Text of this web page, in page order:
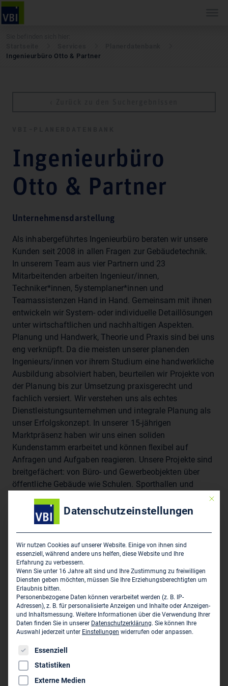
Ingenieurbüro Otto & Partner
Ingenieurbüro
Otto & Partner
Unternehmensdarstellung
Als inhabergeführtes Ingenieurbüro beraten wir unsere
Kunden seit 2008 in allen Fragen zur Gebäudetechnik.
In unserem Team aus vier Partnern und 23
Mitarbeitenden arbeiten lngenieur/innen,
Techniker*innen, 5ystemplaner*innen und
Teamassistenzen Hand in Hand. Gemeinsam mit ihnen
entwickeln wir System- oder individuelle Detaillösungen
unter wirtschaftlichen und nachhaltigen Aspekten.
Planung und Handwerk, Theorie und Praxis sind bei uns
eng verknüpft. Da die meisten unserer planenden
Ingenieurs/innen vor ihrem Studium eine handwerkliche
Ausbildung absolviert haben, beurteilen wir Projekte von
der Planung bis zur Umsetzung praxisgerecht und
fachlich versiert. Wir verstehen uns als echtes
Dienstleistungsunternehmen und integrale Planung als
unser Erfolgskonzept. In unserer 15-jährigen
Marktpräsenz haben wir uns einen soliden
Kundenstamm erarbeitet und können ﬂexibel auf
Anfragen und Aufgaben reagieren. Unsere Projekte sind
breitgefächert: von Büro- und Gewerbeobjekten über
öffentliche Gebäude wie Schulen. Sporthallen und
Kindergärten bis hin zu Theatern und Kirchen.
Neubauten statten wir je nach Anforderung
standardmäßig oder individuell bis exklusiv aus. Den
Großteil unserer Planungsaufgaben nimmt der
Wohnungsbau in Neu- und Altbausanierungen ein - alles
in der Metropolregion Hamburg und Umgebung, wo wir
hervorragend vernetzt sind. Dabei ist die Sanierung von
Gebäuden im genutzten Zustand ein besonderer
Schwerpunkt unserer Arbeit. Jahrelange Erfahrung und
Expertise in diesem Bereich garantieren uns und ihnen
den Umbau oder die Sanierung in koordinierten und
kontrollierten Arbeitsschritten, ohne dass die Nutzer
Architekt/in oder Planer/in können Sie sich auf unsere
Planungsleistung verlassen. Wir stehen Ihnen vom
Konzept bis zur Realisierung als kompetenter Partner
Mit
Datenschutzeinstellungen
Wir nutzen Cookies auf unserer Website. Einige von ihnen sind
essenziell, während andere uns helfen, diese Website und Ihre
Erfahrung zu verbessern.
Wenn Sie unter 16 Jahre alt sind und Ihre Zustimmung zu freiwilligen
Diensten geben möchten, müssen Sie Ihre Erziehungsberechtigten um
Erlaubnis bitten.
Personenbezogene Daten können verarbeitet werden (z. B. IP-
Adressen), z. B. für personalisierte Anzeigen und Inhalte oder Anzeigen-
und Inhaltsmessung. Weitere Informationen über die Verwendung Ihrer
Daten finden Sie in unserer Datenschutzerklärung. Sie können Ihre
Auswahl jederzeit unter Einstellungen widerrufen oder anpassen.
Es folgt eine Liste der Service-Gruppen, für die eine
Essenziell
Statistiken
Externe Medien